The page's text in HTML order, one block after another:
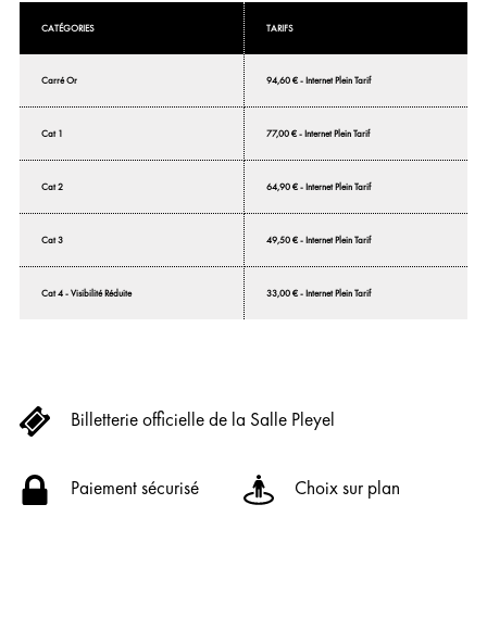
CATÉGORIES TARIFS
Carré Or 94,60 € - Internet Plein Tarif
Cat 1 77,00 € - Internet Plein Tarif
Cat 2 64,90 € - Internet Plein Tarif
Cat 3 49,50 € - Internet Plein Tarif
Cat 4 - Visibilité Réduite 33,00 € - Internet Plein Tarif
Billetterie officielle de la Salle Pleyel
Paiement sécurisé Choix sur plan